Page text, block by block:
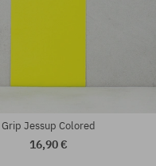
Grip Jessup Colored
16,90 €